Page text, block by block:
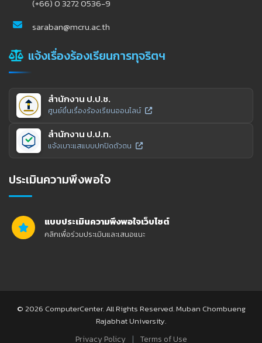
(+66) 0 3272 0536-9
saraban@mcru.ac.th
แจ้งเรื่องร้องเรียนการทุจริตฯ
สำนักงาน ป.ป.ช.
ศูนย์ยื่นเรื่องร้องเรียนออนไลน์
สำนักงาน ป.ป.ท.
แจ้งเบาะแสแบบปกปิดตัวตน
ประเมินความพึงพอใจ
แบบประเมินความพึงพอใจเว็บไซต์
คลิกเพื่อร่วมประเมินและเสนอแนะ
© 2026 ComputerCenter. All Rights Reserved. Muban Chombueng
Rajabhat University.
Privacy Policy | Terms of Use